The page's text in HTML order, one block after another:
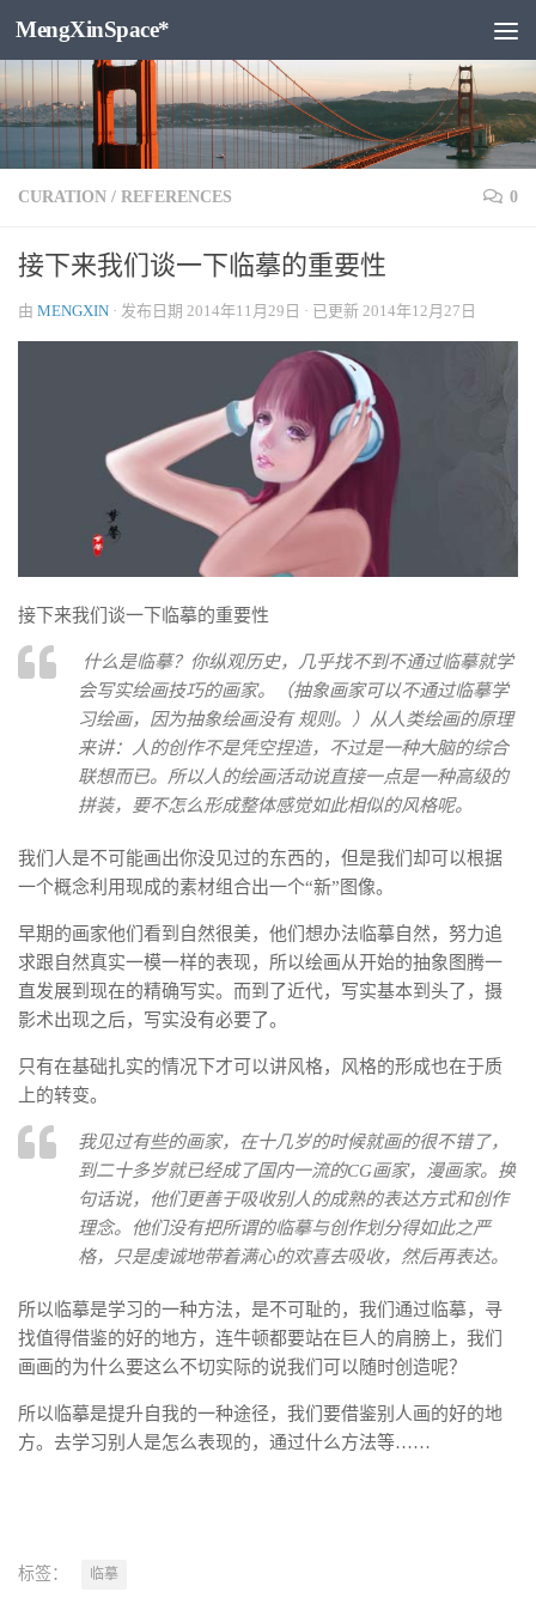
跳至内容
MengXinSpace*
CURATION / REFERENCES 0
接下来我们谈一下临摹的重要性
由 MENGXIN · 发布日期 2014年11月29日 · 已更新 2014年12月27日
接下来我们谈一下临摹的重要性
什么是临摹？你纵观历史，几乎找不到不通过临摹就学
会写实绘画技巧的画家。（抽象画家可以不通过临摹学
习绘画，因为抽象绘画没有 规则。）从人类绘画的原理
来讲：人的创作不是凭空捏造，不过是一种大脑的综合
联想而已。所以人的绘画活动说直接一点是一种高级的
拼装，要不怎么形成整体感觉如此相似的风格呢。
我们人是不可能画出你没见过的东西的，但是我们却可以根据
一个概念利用现成的素材组合出一个“新”图像。
早期的画家他们看到自然很美，他们想办法临摹自然，努力追
求跟自然真实一模一样的表现，所以绘画从开始的抽象图腾一
直发展到现在的精确写实。而到了近代，写实基本到头了，摄
影术出现之后，写实没有必要了。
只有在基础扎实的情况下才可以讲风格，风格的形成也在于质
上的转变。
我见过有些的画家，在十几岁的时候就画的很不错了，
到二十多岁就已经成了国内一流的CG画家，漫画家。换
句话说，他们更善于吸收别人的成熟的表达方式和创作
理念。他们没有把所谓的临摹与创作划分得如此之严
格，只是虔诚地带着满心的欢喜去吸收，然后再表达。
所以临摹是学习的一种方法，是不可耻的，我们通过临摹，寻
找值得借鉴的好的地方，连牛顿都要站在巨人的肩膀上，我们
画画的为什么要这么不切实际的说我们可以随时创造呢？
所以临摹是提升自我的一种途径，我们要借鉴别人画的好的地
方。去学习别人是怎么表现的，通过什么方法等……
标签： 临摹